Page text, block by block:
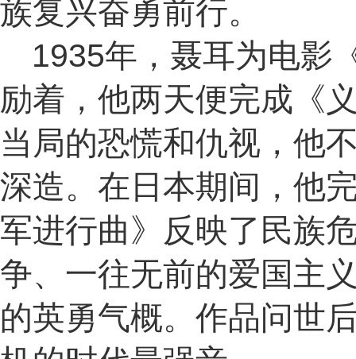
族复兴奋勇前行。
1935年，聂耳为电影
励着，他两天便完成《
当局的恐慌和仇视，他
深造。在日本期间，他
军进行曲》反映了民族
争、一往无前的爱国主
的英勇气概。作品问世